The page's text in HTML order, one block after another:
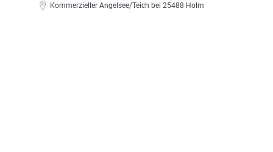
Kommerzieller Angelsee/Teich bei 25488 Holm